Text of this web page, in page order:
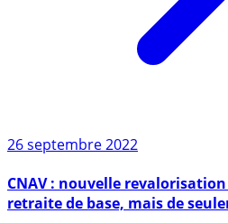
26 septembre 2022